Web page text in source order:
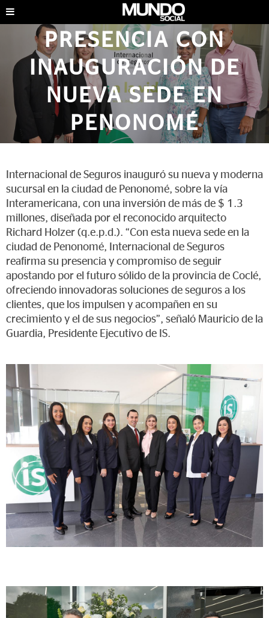
REAFIRMA
PRESENCIA CON
INAUGURACIÓN DE
NUEVA SEDE EN
PENONOMÉ
Internacional de Seguros inauguró su nueva y moderna
sucursal en la ciudad de Penonomé, sobre la vía
Interamericana, con una inversión de más de $ 1.3
millones, diseñada por el reconocido arquitecto
Richard Holzer (q.e.p.d.). “Con esta nueva sede en la
ciudad de Penonomé, Internacional de Seguros
reafirma su presencia y compromiso de seguir
apostando por el futuro sólido de la provincia de Coclé,
ofreciendo innovadoras soluciones de seguros a los
clientes, que los impulsen y acompañen en su
crecimiento y el de sus negocios”, señaló Mauricio de la
Guardia, Presidente Ejecutivo de IS.